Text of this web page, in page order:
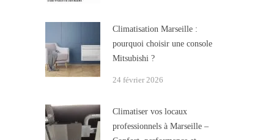
Climatisation Marseille :
pourquoi choisir une console
Mitsubishi ?
24 février 2026
Climatiser vos locaux
professionnels à Marseille –